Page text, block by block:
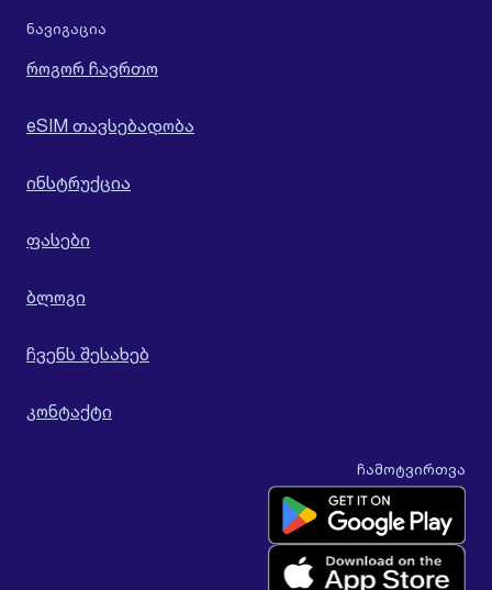
ნავიგაცია
როგორ ჩავრთო
eSIM თავსებადობა
ინსტრუქცია
ფასები
ბლოგი
ჩვენს შესახებ
კონტაქტი
ჩამოტვირთვა